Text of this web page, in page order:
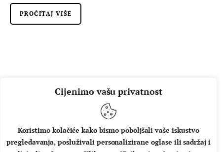
Cijenimo vašu privatnost
Koristimo kolačiće kako bismo poboljšali vaše iskustvo
pregledavanja, posluživali personalizirane oglase ili sadržaj i
PROČITAJ VIŠE
O NAMA IMPRESSUM UVJETI KORIŠTENJA